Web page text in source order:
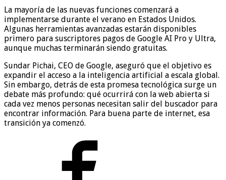
La mayoría de las nuevas funciones comenzará a
implementarse durante el verano en Estados Unidos.
Algunas herramientas avanzadas estarán disponibles
primero para suscriptores pagos de Google AI Pro y Ultra,
aunque muchas terminarán siendo gratuitas.
Sundar Pichai, CEO de Google, aseguró que el objetivo es
expandir el acceso a la inteligencia artificial a escala global.
Sin embargo, detrás de esta promesa tecnológica surge un
debate más profundo: qué ocurrirá con la web abierta si
cada vez menos personas necesitan salir del buscador para
encontrar información. Para buena parte de internet, esa
transición ya comenzó.